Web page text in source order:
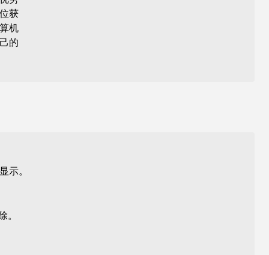
获
机
的
示。
。